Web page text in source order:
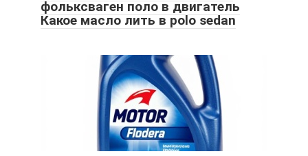
фольксваген поло в двигатель
Какое масло лить в polo sedan